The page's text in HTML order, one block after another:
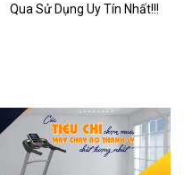
Qua Sử Dụng Uy Tín Nhất!!!